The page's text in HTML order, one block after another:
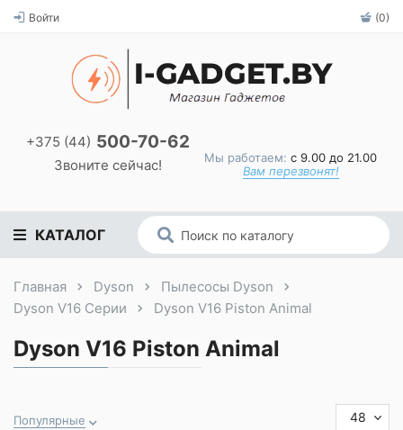
Войти (0)
+375 (44) 500-70-62
Звоните сейчас! Мы работаем: с 9.00 до 21.00
Вам перезвонят!
КАТАЛОГ
Главная Dyson
Пылесосы Dyson
Dyson V16 Серии
Dyson V16 Piston Animal
Dyson V16 Piston Animal
Популярные 48